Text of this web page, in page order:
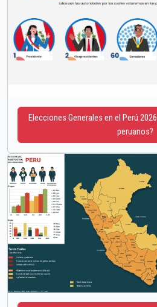
Elecciones Generales en el Perú
peruanos?